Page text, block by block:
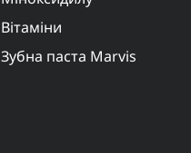
Вітаміни
Зубна паста Marvis